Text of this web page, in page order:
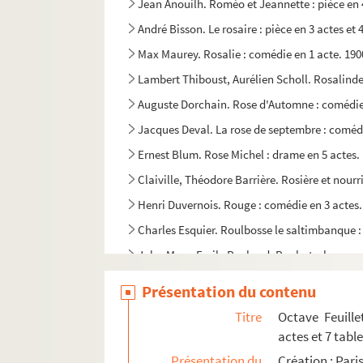
Jean Anouilh. Roméo et Jeannette : pièce en
André Bisson. Le rosaire : pièce en 3 actes
Max Maurey. Rosalie : comédie en 1 acte.
Lambert Thiboust, Aurélien Scholl.
Auguste Dorchain. Rose d'Automne :
Jacques Deval. La rose de septembre :
Ernest Blum. Rose Michel : drame en 5 actes.
Claiville, Théodore Barrière. Rosière et
Henri Duvernois. Rouge : comédie en 3
Charles Esquier. Roulbosse le saltimbanque
Jules Mary, Emile Rochard. Roule-ta-bosse
Edouard Bourdet. Le Rubicon : pièce en 3
Pierre Decourcelle, André Maurel. La rue du
Présentation du contenu
Titre
Octave
actes et 7